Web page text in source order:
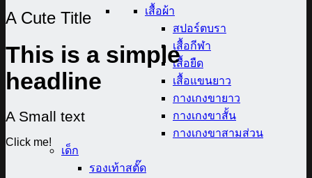
เสื้อผ้า
สปอร์ตบรา
เสื้อกีฬา
เสื้อยืด
เสื้อแขนยาว
กางเกงขายาว
กางเกงขาสั้น
กางเกงขาสามส่วน
เด็ก
รองเท้าสตั๊ด
A Cute Title
This is a simple
headline
A Small text
Click me!